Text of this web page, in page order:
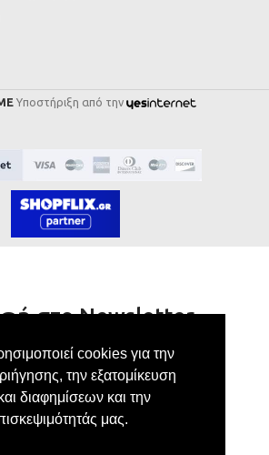
cookies για την
την εξατομίκευση
διαφημίσεων και την
μας.
Υποστήριξη από την
στο Newsletter
στο newsletter μας για να
αποκλειστικές προσφορές.